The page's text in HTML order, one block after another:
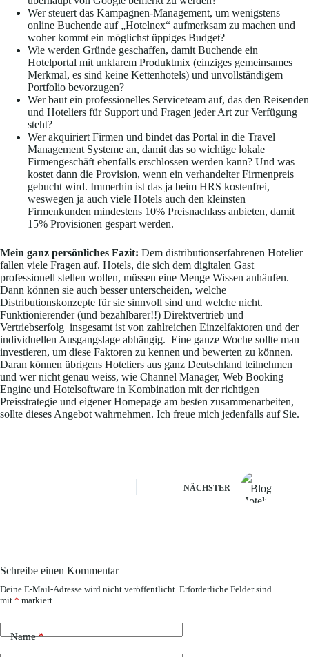
Wer steuert das Kampagnen-Management, um wenigstens
online Buchende auf „Hotelnex“ aufmerksam zu machen und
woher kommt ein möglichst üppiges Budget?
Wie werden Gründe geschaffen, damit Buchende ein
Hotelportal mit unklarem Produktmix (einziges gemeinsames
Merkmal, es sind keine Kettenhotels) und unvollständigem
Portfolio bevorzugen?
Wer baut ein professionelles Serviceteam auf, das den Reisenden
und Hoteliers für Support und Fragen jeder Art zur Verfügung
steht?
Wer akquiriert Firmen und bindet das Portal in die Travel
Management Systeme an, damit das so wichtige lokale
Firmengeschäft ebenfalls erschlossen werden kann? Und was
kostet dann die Provision, wenn ein verhandelter Firmenpreis
gebucht wird. Immerhin ist das ja beim HRS kostenfrei,
weswegen ja auch viele Hotels auch den kleinsten
Firmenkunden mindestens 10% Preisnachlass anbieten, damit
15% Provisionen gespart werden.
Mein ganz persönliches Fazit: Dem distributionserfahrenen Hotelier
fallen viele Fragen auf. Hotels, die sich dem digitalen Gast
professionell stellen wollen, müssen eine Menge Wissen anhäufen.
Dann können sie auch besser unterscheiden, welche
Distributionskonzepte für sie sinnvoll sind und welche nicht.
Funktionierender (und bezahlbarer!!) Direktvertrieb und
Vertriebserfolg insgesamt ist von zahlreichen Einzelfaktoren und der
individuellen Ausgangslage abhängig. Eine ganze Woche sollte man
investieren, um diese Faktoren zu kennen und bewerten zu können.
Daran können übrigens Hoteliers aus ganz Deutschland teilnehmen
und wer nicht genau weiss, wie Channel Manager, Web Booking
Engine und Hotelsoftware in Kombination mit der richtigen
Preisstrategie und eigener Homepage am besten zusammenarbeiten,
sollte dieses Angebot wahrnehmen. Ich freue mich jedenfalls auf Sie.
NÄCHSTER
Schreibe einen Kommentar
Deine E-Mail-Adresse wird nicht veröffentlicht. Erforderliche Felder sind
mit * markiert
Name*